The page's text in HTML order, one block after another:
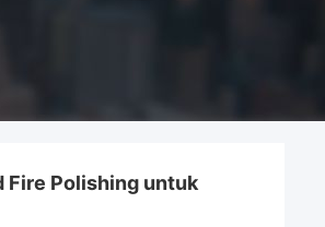
Fire Polishing untuk